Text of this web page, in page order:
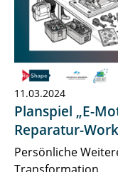
11.03.2024
Planspiel „E-
Reparatur-
Persönliche